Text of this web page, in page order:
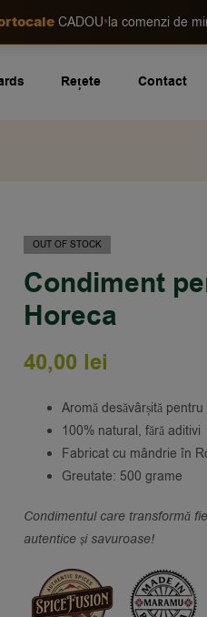
CADOU•la comenzi de
Rețete Contact
OUT OF STOCK
Condiment
Horeca
40,00 lei
Aromă desăvârșită
100% natural, fără aditivi
Fabricat cu mândrie în
Greutate: 500 grame
Condimentul care transformă
autentice și savuroase!